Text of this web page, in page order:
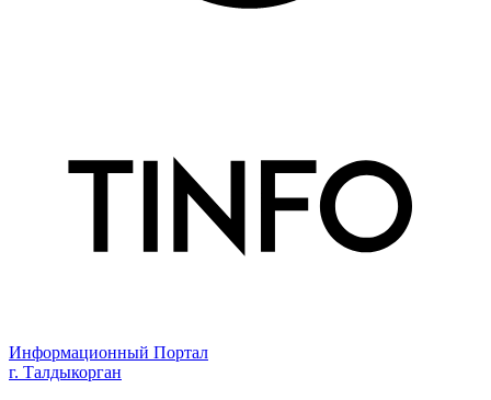
Информационный Портал
г. Талдыкорган